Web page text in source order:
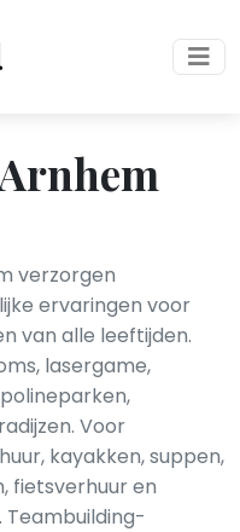
verzorgen
ervaringen voor
van alle leeftijden.
lasergame,
Voor
kayakken, suppen,
fietsverhuur en
Teambuilding-